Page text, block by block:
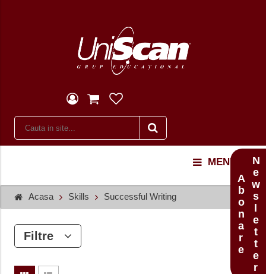
MENU
Acasa Skills Successful Writing
Filtre Newsletter
Abonare